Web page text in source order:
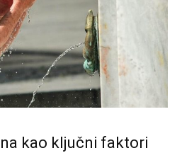
kao ključni faktori